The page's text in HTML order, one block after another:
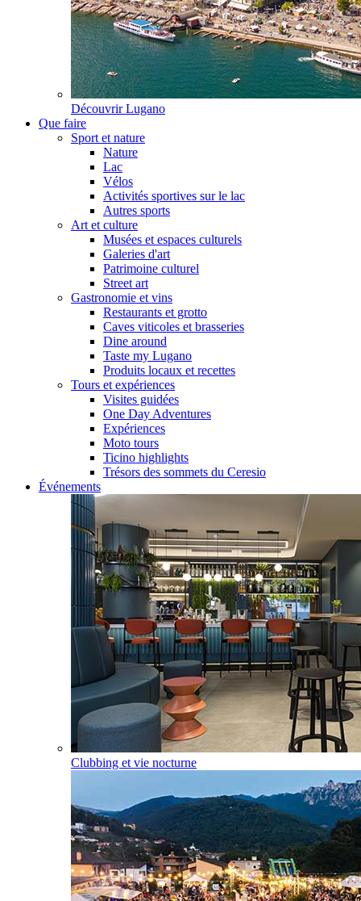
Découvrir Lugano
Que faire
Sport et nature
Nature
Lac
Vélos
Activités sportives sur le lac
Autres sports
Art et culture
Musées et espaces culturels
Galeries d'art
Patrimoine culturel
Street art
Gastronomie et vins
Restaurants et grotto
Caves viticoles et brasseries
Dine around
Taste my Lugano
Produits locaux et recettes
Tours et expériences
Visites guidées
One Day Adventures
Expériences
Moto tours
Ticino highlights
Trésors des sommets du Ceresio
Événements
Clubbing et vie nocturne